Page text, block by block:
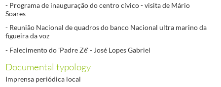
- Programa de inauguração do centro cívico - visita de Mário
Soares
- Reunião Nacional de quadros do banco Nacional ultra marino da
figueira da voz
- Falecimento do 'Padre Zé' - José Lopes Gabriel
Documental typology
Imprensa periódica local